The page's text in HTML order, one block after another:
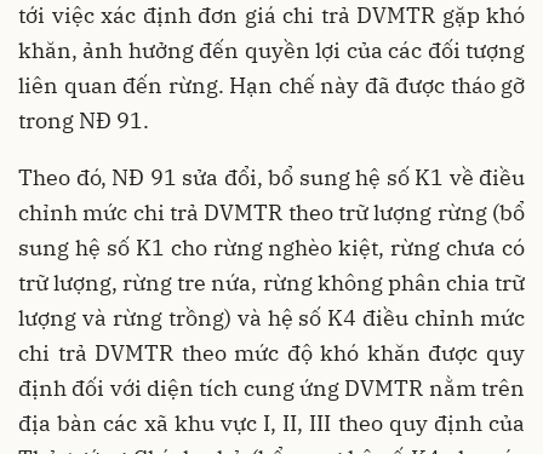
tới việc xác định đơn giá chi trả DVMTR gặp khó
khăn, ảnh hưởng đến quyền lợi của các đối tượng
liên quan đến rừng. Hạn chế này đã được tháo gỡ
trong NĐ 91.
Theo đó, NĐ 91 sửa đổi, bổ sung hệ số K1 về điều
chỉnh mức chi trả DVMTR theo trữ lượng rừng (bổ
sung hệ số K1 cho rừng nghèo kiệt, rừng chưa có
trữ lượng, rừng tre nứa, rừng không phân chia trữ
lượng và rừng trồng) và hệ số K4 điều chỉnh mức
chi trả DVMTR theo mức độ khó khăn được quy
định đối với diện tích cung ứng DVMTR nằm trên
địa bàn các xã khu vực I, II, III theo quy định của